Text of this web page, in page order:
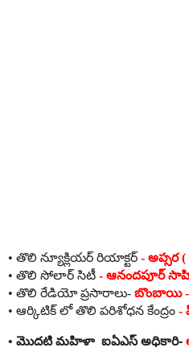
• తొలి న్యూక్లియర్ రియాక్టర్ - అప్సర(
• తొలి సోలార్ సిటీ - ఆనందపూర్
• తొలి రేడియో ప్రసారాలు- బొంబాయి -
• ఆర్కిటిక్ లో తొలి పరిశోధన కేంద్రం -
• మొదటి మహిళా ఐఏఎస్ అధికారి-